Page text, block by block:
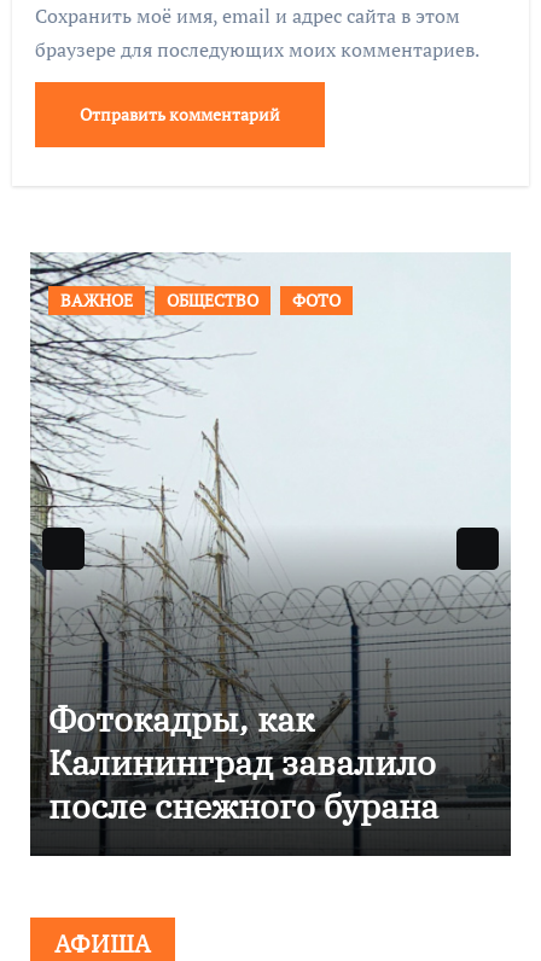
Сохранить моё имя, email и адрес сайта в этом
браузере для последующих моих комментариев.
ФОТО
завалило
бурана
ПРОИСШЕСТВИЯ
Фоторепортаж
Калининграде
эвакуировали
сообщения о
АФИША